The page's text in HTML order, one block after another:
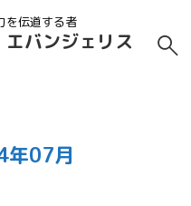
を伝道する者
バンジェリス
年07月